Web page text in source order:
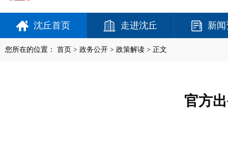
沈丘首页 走进沈丘 新
您所在的位置： 首页 > 政务公开 > 政策解读 > 正文
官方